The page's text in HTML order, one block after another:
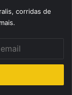
corridas de